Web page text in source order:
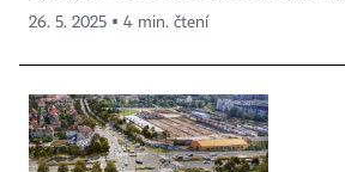
26. 5. 2025 ▪ 4 min. čtení